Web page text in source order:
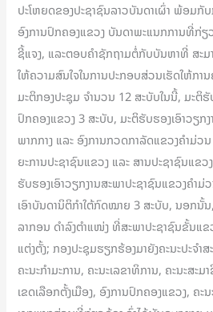
ປະໂຫຍດຂອງປະຊາຊົນລາວບັນດາເຜົ່າ ພ້ອມກັ
ອົງການປົກຄອງແຂວງ ບັນດາພະແນກການທີ່ກ່ຽ
ຊີ້ແຈງ, ແລະຕອບຄຳຊັກຖາມຕໍ່ກັບບັນຫາທີ່ ສະ
ໃຫ້ຄວາມສົນໃຈໃນການປະກອບສ່ວນເຮັດໃຫ້ກາ
ມະຕິກອງປະຊຸມ ຈໍານວນ 12 ສະບັບໃນນີ້, ມະຕິຮັ
ປົກຄອງແຂວງ 3 ສະບັບ, ມະຕິຮັບຮອງເອົາວຽກ
ພາກກາງ ແລະ ອົງການກວດກາລັດແຂວງຄໍາມ່ວ
ຍະການປະຊາຊົນແຂວງ ແລະ ສານປະຊາຊົນແຂ
ຮັບຮອງເອົາວຽກງານສະພາປະຊາຊົນແຂວງຄຳ
ເອົາບັນດານິຕິກຳໃຕ້ກົດໝາຍ 3 ສະບັບ, ນອກນັ້
ລາກອນ ດໍາລົງຕໍາແໜ່ງ ທີ່ສະພາປະຊາຊົນຂັ້ນແຂ
ແຕ່ງຕັ້ງ; ກອງປະຊຸມຮຽກຮ້ອງມາຍັງຄະນະປະຈໍາ
ຄະນະກໍາມະການ, ຄະນະເລຂາທິການ, ຄະນະສະ
ເຂດເລືອກຕັ້ງເມືອງ, ອົງການປົກຄອງແຂວງ, ຄ